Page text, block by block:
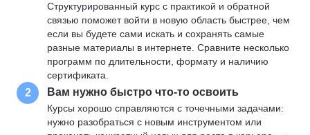
Структурированный курс с практикой и обратной
связью поможет войти в новую область быстрее, чем
если вы будете сами искать и сохранять самые
разные материалы в интернете. Сравните несколько
программ по длительности, формату и наличию
сертификата.
2 Вам нужно быстро что-то освоить
Курсы хорошо справляются с точечными задачами:
нужно разобраться с новым инструментом или